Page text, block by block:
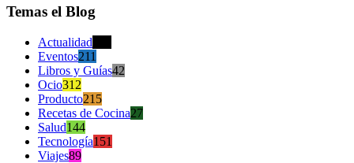
Temas el Blog
Actualidad
Eventos211
Libros y Guías42
Ocio312
Producto215
Recetas de Cocina27
Salud144
Tecnología151
Viajes89